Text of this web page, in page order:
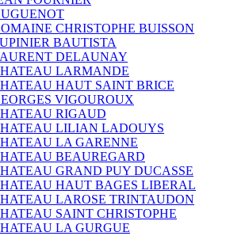
CHRISTOPHE BUISSON
BAUTISTA
DELAUNAY
LARMANDE
HAUT SAINT BRICE
VIGOUROUX
RIGAUD
LILIAN LADOUYS
LA GARENNE
BEAUREGARD
GRAND PUY DUCASSE
HAUT BAGES LIBERAL
LAROSE TRINTAUDON
SAINT CHRISTOPHE
LA GURGUE